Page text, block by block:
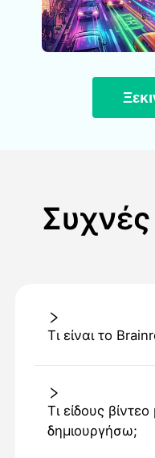
Τι είναι το
Τι είδους
δημιουργήσω;